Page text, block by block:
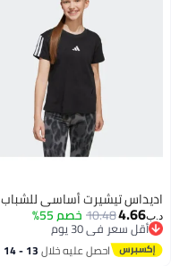
اديداس تيشيرت أساسي للشباب
د.ب‏4.66
10.48خصم 55%
أقل سعر في 30 يوم
أقل سعر في 30 يوماحصل عليه خلال 13 - 14